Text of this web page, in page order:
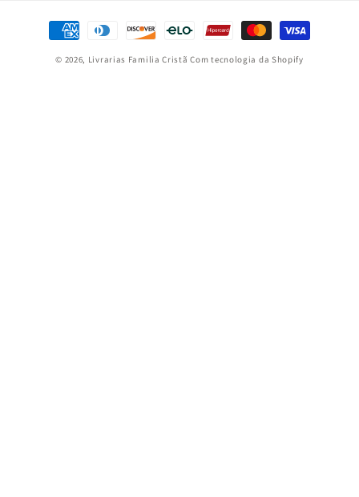
Formas
de
pagamento
© 2026, Livrarias Familia Cristã Com tecnologia da Shopify